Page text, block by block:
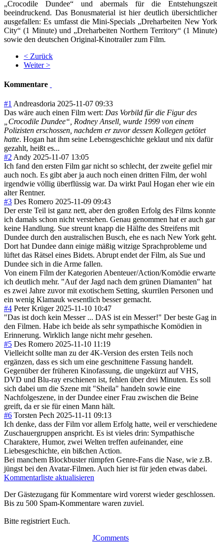
„Crocodile Dundee“ und abermals für die Entstehungszeit
beeindruckend. Das Bonusmaterial ist hier deutlich übersichtlicher
ausgefallen: Es umfasst die Mini-Specials „Dreharbeiten New York
City“ (1 Minute) und „Dreharbeiten Northern Territory“ (1 Minute)
sowie den deutschen Original-Kinotrailer zum Film.
< Zurück
Weiter >
Kommentare
#1 Andreasdoria 2025-11-07 09:33
Das wäre auch einen Film wert: Das Vorbild für die Figur des
„Crocodile Dundee“, Rodney Ansell, wurde 1999 von einem
Polizisten erschossen, nachdem er zuvor dessen Kollegen getötet
hatte. Hogan hat ihm seine Lebensgeschichte geklaut und nix dafür
gezahlt, heißt es...
#2Andy 2025-11-07 13:05
Ich fand den ersten Film gar nicht so schlecht, der zweite gefiel mir
auch noch. Es gibt aber ja auch noch einen dritten Film, der wohl
irgendwie völlig überflüssig war. Da wirkt Paul Hogan eher wie ein
alter Rentner.
#3 Des Romero 2025-11-09 09:43
Der erste Teil ist ganz nett, aber den großen Erfolg des Films konnte
ich damals schon nicht verstehen. Genau genommen hat er auch gar
keine Handlung. Sue streunt knapp die Hälfte des Streifens mit
Dundee durch den australischen Busch, ehe es nach New York geht.
Dort hat Dundee dann einige mäßig witzige Sprachprobleme und
lüftet das Rätsel eines Bidets. Abrupt endet der Film, als Sue und
Dundee sich in die Arme fallen.
Von einem Film der Kategorien Abenteuer/Action/Komödie erwarte
ich deutlich mehr. "Auf der Jagd nach dem grünen Diamanten" hat
es zwei Jahre zuvor mit exotischem Setting, skurrilen Personen und
ein wenig Klamauk wesentlich besser gemacht.
#4 Peter Krüger 2025-11-10 10:47
"Das ist doch kein Messer ... DAS ist ein Messer!" Der beste Gag in
den Filmen. Habe ich beide als sehr sympathische Komödien in
Erinnerung. Wirklich lange nicht mehr gesehen.
#5 Des Romero 2025-11-10 11:19
Vielleicht sollte man zu der 4K-Version des ersten Teils noch
ergänzen, dass es sich um eine geschnittene Fassung handelt.
Gegenüber der früheren Kinofassung, die ungekürzt auf VHS,
DVD und Blu-ray erschienen ist, fehlen über drei Minuten. Es soll
sich dabei um die Szene mit "Sheila" handeln sowie eine
Nachfolgeszene, in der Dundee einer Frau zwischen die Beine
greift, da er sie für einen Mann hält.
#6 Torsten Pech 2025-11-11 09:13
Ich denke, dass der Film vor allem Erfolg hatte, weil er verschiedene
Zuschauergruppen anspricht. Es ist vieles drin: Sympathische
Charaktere, Humor, zwei Welten treffen aufeinander, eine
Liebesgeschichte, ein bißchen Action.
Bei manchem Blockbuster rümpfen Genre-Fans die Nase, wie z.B.
jüngst bei den Avatar-Filmen. Auch hier ist für jeden etwas dabei.
Kommentarliste aktualisieren
Der Gästezugang für Kommentare wird vorerst wieder geschlossen.
Bis zu 500 Spam-Kommentare waren zuviel.
Bitte registriert Euch.
JComments